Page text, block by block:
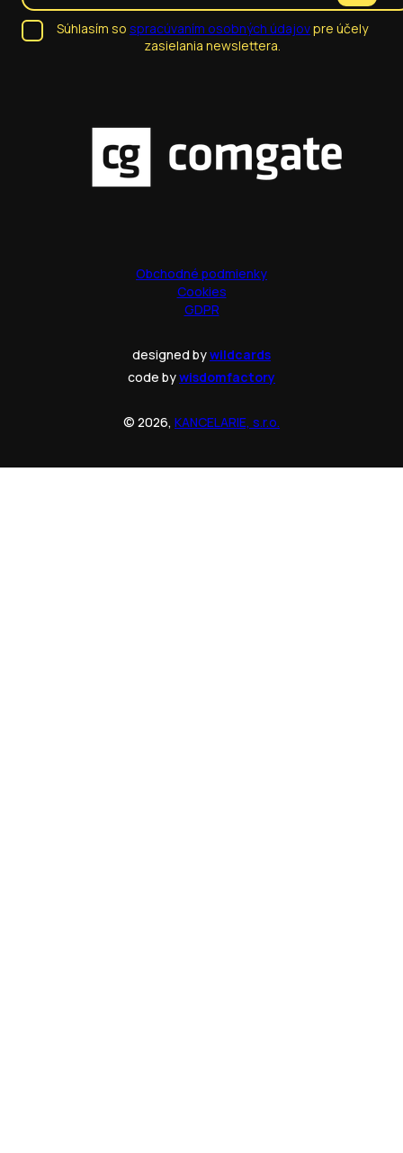
Súhlasím so spracúvaním osobných údajovpre účely
zasielania newslettera.
Obchodné podmienky
Cookies
GDPR
designed bywildcards
code bywisdomfactory
© 2026, KANCELARIE, s.r.o.